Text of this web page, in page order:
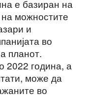
е базиран на
можностите
и
во
планот.
2022 година, а
може да
во